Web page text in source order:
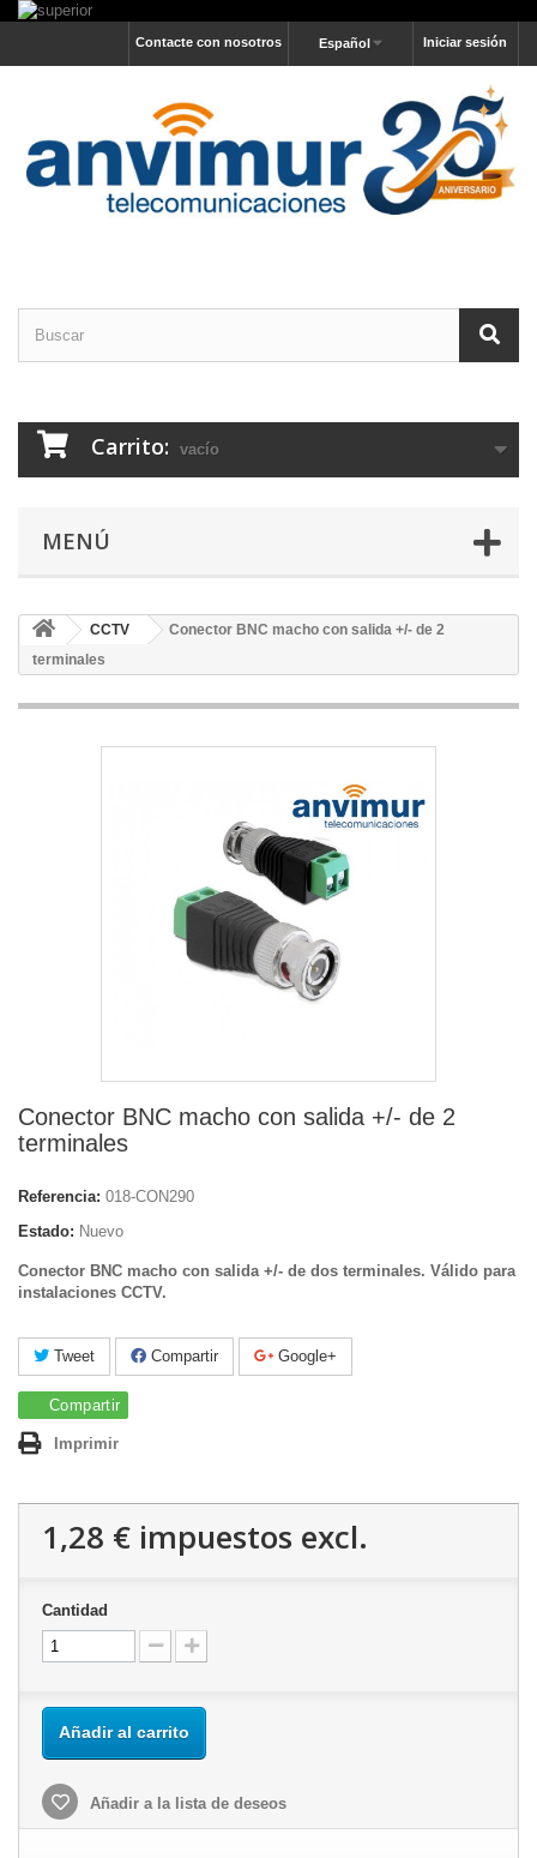
Iniciar sesión
Español
Contacte con nosotros
Carrito: vacío
MENÚ
CCTV
Conector BNC macho con salida +/- de 2
terminales
Conector BNC macho con salida +/- de 2
terminales
Referencia: 018-CON290
Estado: Nuevo
Conector BNC macho con salida +/- de dos terminales. Válido para
instalaciones CCTV.
Tweet Compartir Google+
Compartir
Imprimir
1,28 € impuestos excl.
Cantidad
Añadir al carrito
Añadir a la lista de deseos